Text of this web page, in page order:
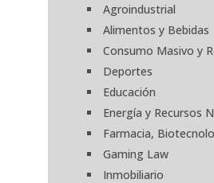
Agroindustrial
Alimentos y Bebidas
Consumo Masivo y
Deportes
Educación
Energía y Recursos
Farmacia,
Gaming Law
Inmobiliario